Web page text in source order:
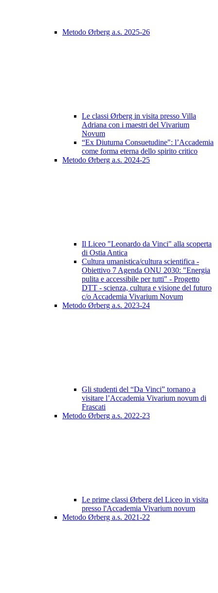
Metodo Ørberg a.s. 2025-26
Le classi Ørberg in visita presso Villa
Adriana con i maestri del Vivarium
Novum
“Ex Diuturna Consuetudine": l’Accademia
come forma eterna dello spirito critico
Metodo Ørberg a.s. 2024-25
Il Liceo "Leonardo da Vinci" alla scoperta
di Ostia Antica
Cultura umanistica/cultura scientifica -
Obiettivo 7 Agenda ONU 2030: "Energia
pulita e accessibile per tutti" - Progetto
DTT - scienza, cultura e visione del futuro
c/o Accademia Vivarium Novum
Metodo Ørberg a.s. 2023-24
Gli studenti del “Da Vinci” tornano a
visitare l’Accademia Vivarium novum di
Frascati
Metodo Ørberg a.s. 2022-23
Le prime classi Ørberg del Liceo in visita
presso l'Accademia Vivarium novum
Metodo Ørberg a.s. 2021-22